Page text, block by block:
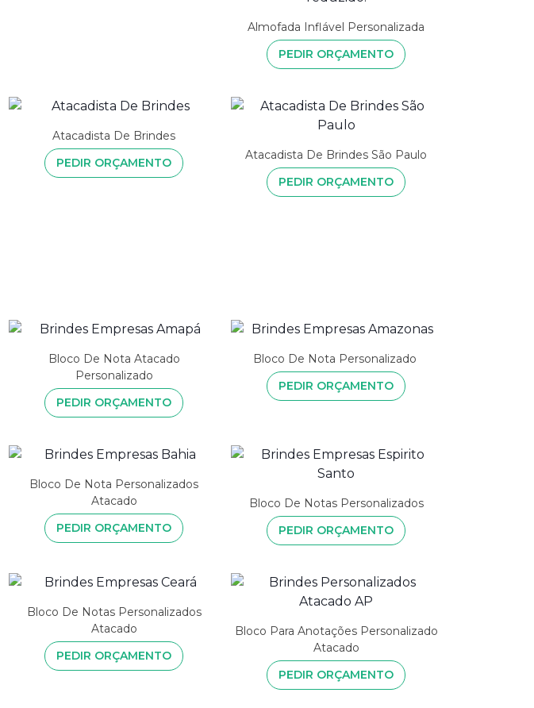
Almofada Inflável Personalizada
PEDIR ORÇAMENTO
Atacadista De Brindes
PEDIR ORÇAMENTO
Atacadista De Brindes São Paulo
PEDIR ORÇAMENTO
Bloco De Nota Atacado
Personalizado
PEDIR ORÇAMENTO
Bloco De Nota Personalizado
PEDIR ORÇAMENTO
Bloco De Nota Personalizados
Atacado
PEDIR ORÇAMENTO
Bloco De Notas Personalizados
PEDIR ORÇAMENTO
Bloco De Notas Personalizados
Atacado
PEDIR ORÇAMENTO
Bloco Para Anotações Personalizado
Atacado
PEDIR ORÇAMENTO